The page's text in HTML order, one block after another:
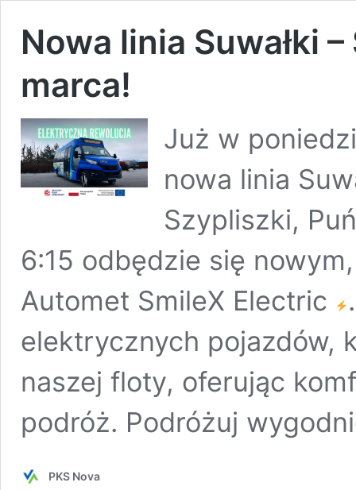
Nowa linia Suwałki
marca!
Już w
nowa linia
Szypliszki,
6:15 odbędzie się
Automet SmileX Electric
elektrycznych pojazdów,
naszej floty, oferując
podróż. Podróżuj
PKS Nova